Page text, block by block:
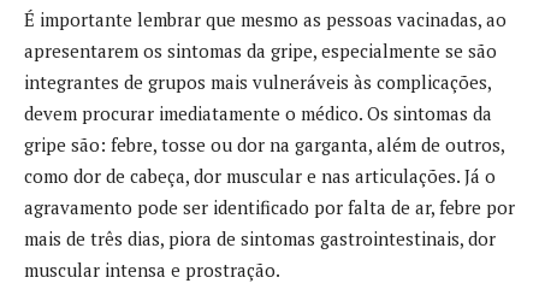
É importante lembrar que mesmo as pessoas vacinadas, ao
apresentarem os sintomas da gripe, especialmente se são
integrantes de grupos mais vulneráveis às complicações,
devem procurar imediatamente o médico. Os sintomas da
gripe são: febre, tosse ou dor na garganta, além de outros,
como dor de cabeça, dor muscular e nas articulações. Já o
agravamento pode ser identificado por falta de ar, febre por
mais de três dias, piora de sintomas gastrointestinais, dor
muscular intensa e prostração.